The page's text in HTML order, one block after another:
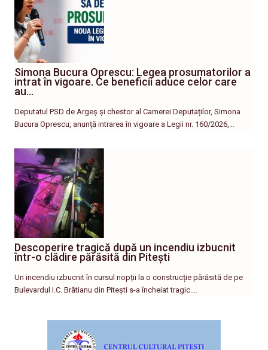
Simona Bucura Oprescu: Legea prosumatorilor a
intrat în vigoare. Ce beneficii aduce celor care
au…
Deputatul PSD de Argeș și chestor al Camerei Deputaților, Simona
Bucura Oprescu, anunță intrarea în vigoare a Legii nr. 160/2026,…
Descoperire tragică după un incendiu izbucnit
într-o clădire părăsită din Pitești
Un incendiu izbucnit în cursul nopții la o construcție părăsită de pe
Bulevardul I.C. Brătianu din Pitești s-a încheiat tragic.…